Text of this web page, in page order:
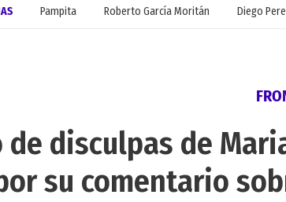
Pampita Roberto García Moritán Diego
de disculpas de
su comentario